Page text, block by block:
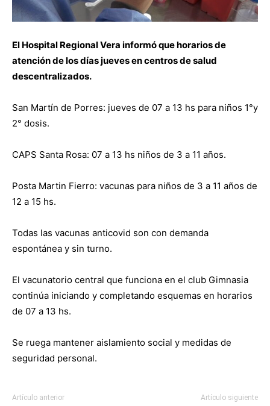
El Hospital Regional Vera informó que horarios de
atención de los días jueves en centros de salud
descentralizados.
San Martín de Porres: jueves de 07 a 13 hs para niños 1°y
2° dosis.
CAPS Santa Rosa: 07 a 13 hs niños de 3 a 11 años.
Posta Martin Fierro: vacunas para niños de 3 a 11 años de
12 a 15 hs.
Todas las vacunas anticovid son con demanda
espontánea y sin turno.
El vacunatorio central que funciona en el club Gimnasia
continúa iniciando y completando esquemas en horarios
de 07 a 13 hs.
Se ruega mantener aislamiento social y medidas de
seguridad personal.
Artículo anterior Artículo siguiente